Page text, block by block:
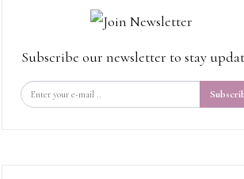
Subscribe our newsletter to stay